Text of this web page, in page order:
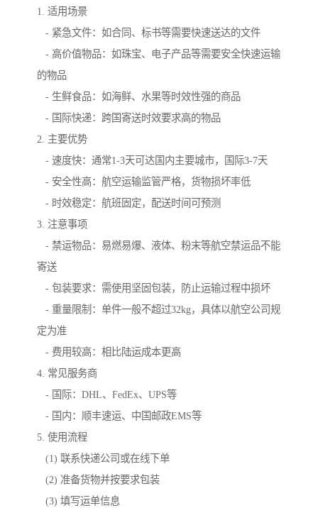
1. 适用场景
- 紧急文件：如合同、标书等需要快速送达的文件
- 高价值物品：如珠宝、电子产品等需要安全快速运输
的物品
- 生鲜食品：如海鲜、水果等时效性强的商品
- 国际快递：跨国寄送时效要求高的物品
2. 主要优势
- 速度快：通常1-3天可达国内主要城市，国际3-7天
- 安全性高：航空运输监管严格，货物损坏率低
- 时效稳定：航班固定，配送时间可预测
3. 注意事项
- 禁运物品：易燃易爆、液体、粉末等航空禁运品不能
寄送
- 包装要求：需使用坚固包装，防止运输过程中损坏
- 重量限制：单件一般不超过32kg，具体以航空公司规
定为准
- 费用较高：相比陆运成本更高
4. 常见服务商
- 国际：DHL、FedEx、UPS等
- 国内：顺丰速运、中国邮政EMS等
5. 使用流程
(1) 联系快递公司或在线下单
(2) 准备货物并按要求包装
(3) 填写运单信息